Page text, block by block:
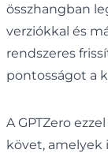
összhangban
verziókkal és
rendszeres
pontosságot a
A GPTZero
követ, amelyek